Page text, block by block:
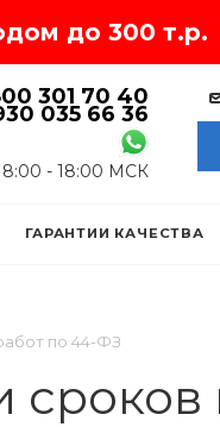
до 300 т.р.
301 70 40
035 66 36
- 18:00 МСК
ГАРАНТИИ КАЧЕСТВА
по 44-ФЗ